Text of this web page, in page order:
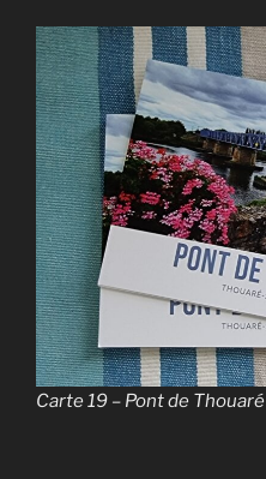
Carte 19 – Pont de Thouaré